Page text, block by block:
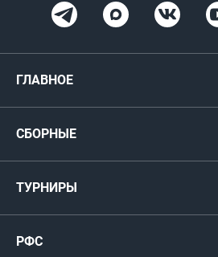
ГЛАВНОЕ
Карта болельщика
СБОРНЫЕ
Футзал
ТУРНИРЫ
РФС